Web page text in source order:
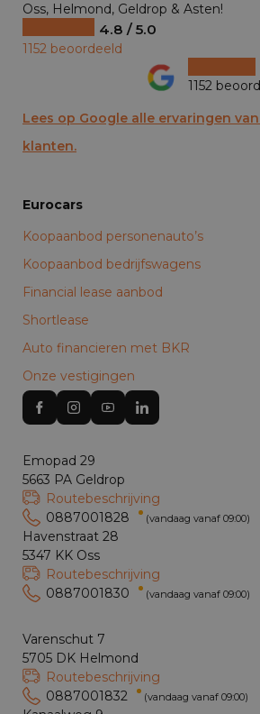
Oss, Helmond, Geldrop & Asten!
4.8 / 5.0
1152 beoordeeld
1152
Lees op Google alle ervaringen
klanten.
Eurocars
Koopaanbod personenauto’s
Koopaanbod bedrijfswagens
Financial lease aanbod
Shortlease
Auto financieren met BKR
Onze vestigingen
Emopad 29
5663 PA Geldrop
Routebeschrijving
0887001828
(vandaag vanaf 09:00)
Havenstraat 28
5347 KK Oss
Routebeschrijving
0887001830
(vandaag vanaf 09:00)
Varenschut 7
5705 DK Helmond
Routebeschrijving
0887001832
(vandaag vanaf 09:00)